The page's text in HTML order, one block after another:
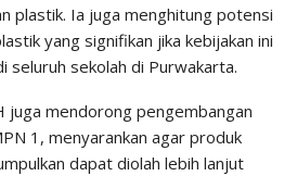
plastik. Ia juga menghitung potensi
yang signifikan jika kebijakan ini
seluruh sekolah di Purwakarta.
juga mendorong pengembangan
1, menyarankan agar produk
dapat diolah lebih lanjut